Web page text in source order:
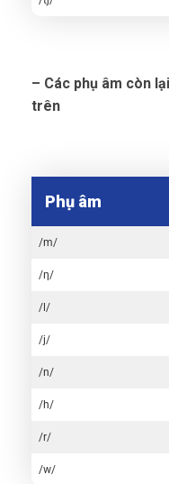
– Các phụ âm còn
trên
Phụ âm
/m/
/η/
/l/
/j/
/n/
/h/
/r/
/w/